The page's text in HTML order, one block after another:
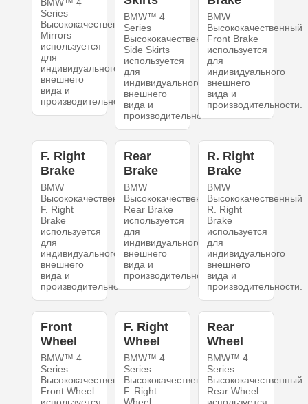
BMW™ 4
Series
Высококачественный
Mirrors
используется
для
индивидуального
внешнего
вида и
производительности.
BMW™ 4
Series
Высококачественный
Side Skirts
используется
для
индивидуального
внешнего
вида и
производительности.
BMW
Высококачественный
Front Brake
используется
для
индивидуального
внешнего
вида и
производительности.
F. Right
Brake
BMW
Высококачественный
F. Right
Brake
используется
для
индивидуального
внешнего
вида и
производительности.
Rear
Brake
BMW
Высококачественный
Rear Brake
используется
для
индивидуального
внешнего
вида и
производительности.
R. Right
Brake
BMW
Высококачественный
R. Right
Brake
используется
для
индивидуального
внешнего
вида и
производительности.
Front
Wheel
BMW™ 4
Series
Высококачественный
Front Wheel
F. Right
Wheel
BMW™ 4
Series
Высококачественный
F. Right
Rear
Wheel
BMW™ 4
Series
Высококачественный
Rear Wheel